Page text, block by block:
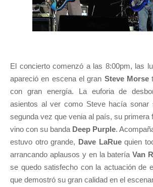
El concierto comenzó a las 8:00pm, las
apareció en escena el gran Steve Morse
con gran energía. La euforia de
asientos al ver como Steve hacía sonar
segunda vez que venia al país, su primera
vino con su banda Deep Purple.
estuvo otro grande, Dave LaRuequien
arrancando aplausos y en la bateríaVan
se quedo satisfecho con la actuación de
que demostró su gran calidad en el